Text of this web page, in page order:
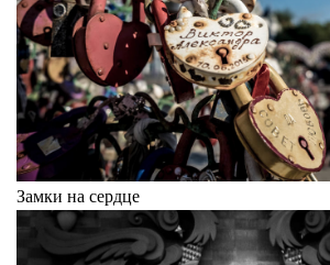
Замки на сердце